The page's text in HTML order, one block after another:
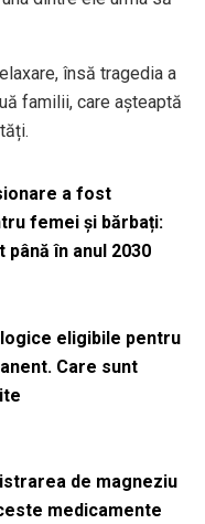
însă tragedia a
familii, care așteaptă
a fost
femei și bărbați:
în anul 2030
eligibile pentru
Care sunt
de magneziu
medicamente